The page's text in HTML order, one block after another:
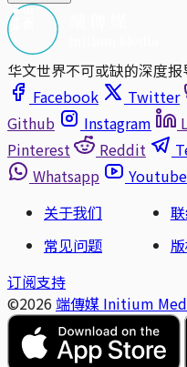
华文世界不可或缺的深度
Facebook
Twitter
Github
Instagram
Pinterest
Reddit
Whatsapp
Youtube
关于我们
常见问题
订阅支持
©2026 端傳媒 Initium